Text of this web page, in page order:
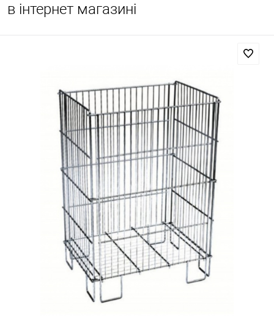
в інтернет магазині